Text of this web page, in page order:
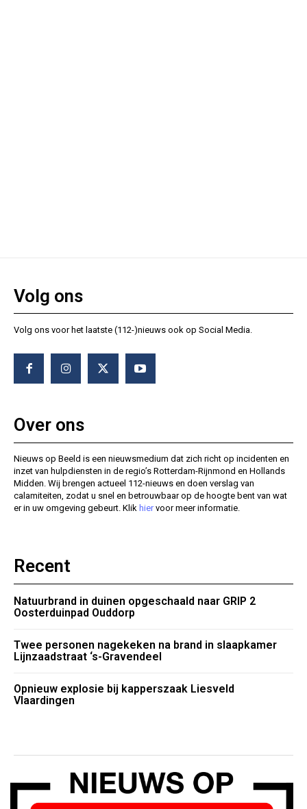
Volg ons
Volg ons voor het laatste (112-)nieuws ook op Social Media.
Over ons
Nieuws op Beeld is een nieuwsmedium dat zich richt op incidenten en
inzet van hulpdiensten in de regio’s Rotterdam-Rijnmond en Hollands
Midden. Wij brengen actueel 112-nieuws en doen verslag van
calamiteiten, zodat u snel en betrouwbaar op de hoogte bent van wat
er in uw omgeving gebeurt. Klik hiervoor meer informatie.
Recent
Natuurbrand in duinen opgeschaald naar GRIP 2
Oosterduinpad Ouddorp
Twee personen nagekeken na brand in slaapkamer
Lijnzaadstraat ‘s-Gravendeel
Opnieuw explosie bij kapperszaak Liesveld
Vlaardingen